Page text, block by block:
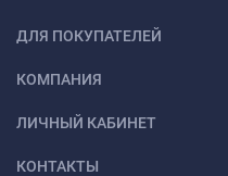
ДЛЯ ПОКУПАТЕЛЕЙ
КОМПАНИЯ
ЛИЧНЫЙ КАБИНЕТ
КОНТАКТЫ